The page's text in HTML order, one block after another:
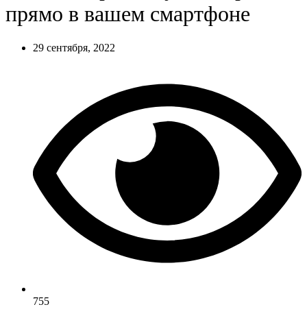
прямо в вашем смартфоне
29 сентября, 2022
755